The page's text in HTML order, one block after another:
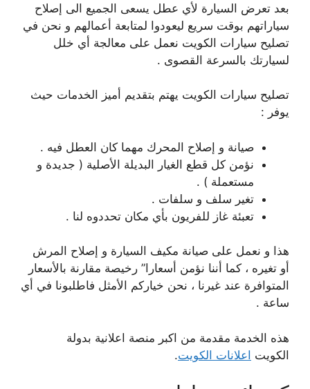
بعد تعرض السيارة لأي عطل يسعى الجميع الى إصلاح
سياراتهم بوقت سريع ليعودوا لمتابعة أعمالهم و نحن في
تصليح سيارات الكويت نعمل على معالجة أي خلل
لسيارتك بالسرعة القصوى .
تصليح سيارات الكويت يهتم بتقديم أميز الخدمات حيث
يوفر :
صيانة و إصلاح المحرك مهما كان العطل فيه .
نؤمن كل قطع الغيار البديلة الأصلية ( جديدة و
مستعملة ) .
تغير سلف و سلفات .
تعبئة غاز للفريون بأي مكان تحددوه لنا .
هذا و نعمل على صيانة مكيف السيارة و إصلاح المرش
أو تغيره ، كما أننا نؤمن أسعارا” رخيصة مقارنة بالأسعار
المتوافرة عند غيرنا ، نحن خياركم الأمثل فاطلبونا في أي
ساعة .
هذه الخدمة مقدمة من اكبر منصة اعلانية بدولة
الكويت اعلانات الكويت.